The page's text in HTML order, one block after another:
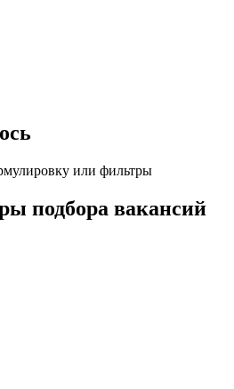
или фильтры
подбора вакансий